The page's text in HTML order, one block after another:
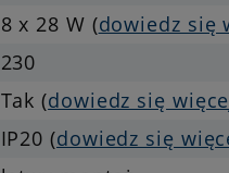
8 x 28 W (dowiedz się
230
Tak (dowiedz się
IP20 (dowiedz się